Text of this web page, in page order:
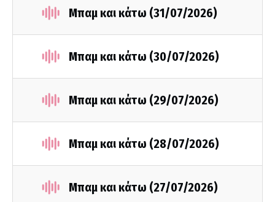
Μπαμ και κάτω (31/07/2026)
Μπαμ και κάτω (30/07/2026)
Μπαμ και κάτω (29/07/2026)
Μπαμ και κάτω (28/07/2026)
Μπαμ και κάτω (27/07/2026)